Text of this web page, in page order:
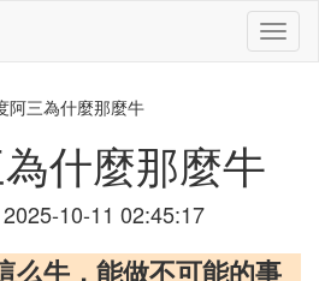
切
換
阿三為什麼那麼牛
什麼那麼牛
10-11 02:45:17
牛，能做不可能的事